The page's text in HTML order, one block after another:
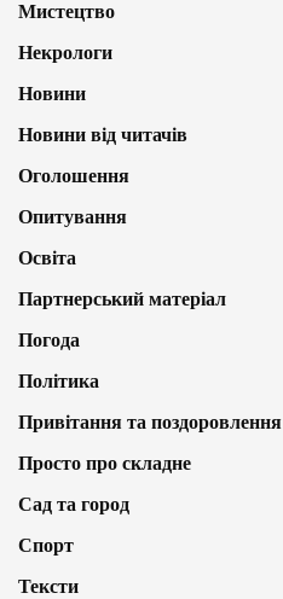
Мистецтво
Некрологи
Новини
Новини від читачів
Оголошення
Опитування
Освіта
Партнерський матеріал
Погода
Політика
Привітання та поздоровлення
Просто про складне
Сад та город
Спорт
Тексти